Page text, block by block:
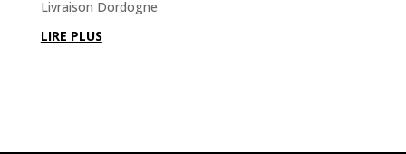
Livraison Dordogne
LIRE PLUS